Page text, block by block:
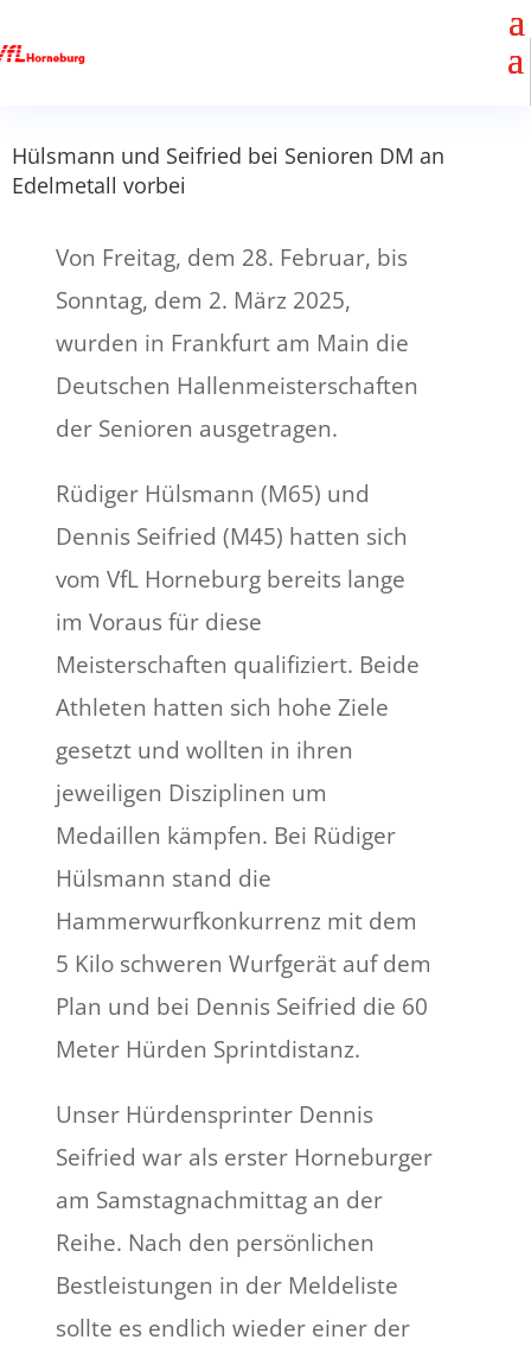
Hülsmann und Seifried bei Senioren DM an
Edelmetall vorbei
Von Freitag, dem 28. Februar, bis
Sonntag, dem 2. März 2025,
wurden in Frankfurt am Main die
Deutschen Hallenmeisterschaften
der Senioren ausgetragen.
Rüdiger Hülsmann (M65) und
Dennis Seifried (M45) hatten sich
vom VfL Horneburg bereits lange
im Voraus für diese
Meisterschaften qualifiziert. Beide
Athleten hatten sich hohe Ziele
gesetzt und wollten in ihren
jeweiligen Disziplinen um
Medaillen kämpfen. Bei Rüdiger
Hülsmann stand die
Hammerwurfkonkurrenz mit dem
5 Kilo schweren Wurfgerät auf dem
Plan und bei Dennis Seifried die 60
Meter Hürden Sprintdistanz.
Unser Hürdensprinter Dennis
Seifried war als erster Horneburger
am Samstagnachmittag an der
Reihe. Nach den persönlichen
Bestleistungen in der Meldeliste
sollte es endlich wieder einer der